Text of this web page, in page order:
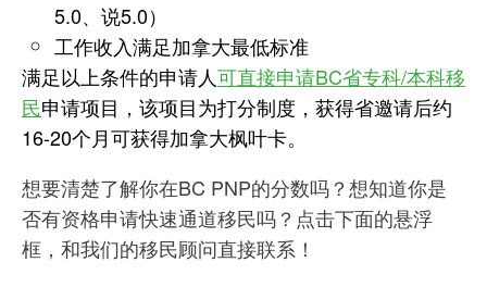
5.0、说5.0）
工作收入满足加拿大最低标准
满足以上条件的申请人可直接申请BC省专科/本科移
民申请项目，该项目为打分制度，获得省邀请后约
16-20个月可获得加拿大枫叶卡。
想要清楚了解你在BC PNP的分数吗？想知道你是
否有资格申请快速通道移民吗？点击下面的悬浮
框，和我们的移民顾问直接联系！